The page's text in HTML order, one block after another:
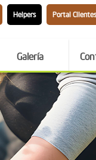
Helpers Portal Clientes
Galería